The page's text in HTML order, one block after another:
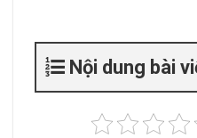
Nội dung bài